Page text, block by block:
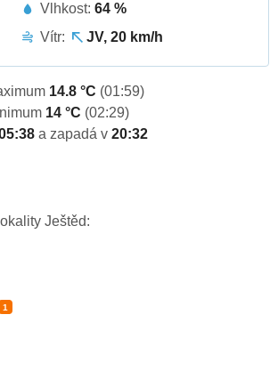
Vlhkost: 64 %
Vítr:
JV, 20 km/h
14.8 °C (01:59)
14 °C (02:29)
a zapadá v 20:32
Ještěd:
1